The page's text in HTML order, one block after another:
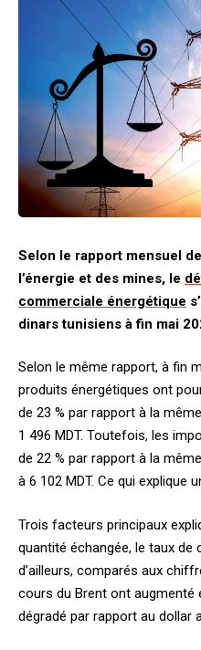
Selon le rapport mensuel
l’énergie et des mines, le
commerciale énergétique
dinars tunisiens à fin mai
Selon le même rapport, à fin
produits énergétiques ont
de 23 % par rapport à la
1 496 MDT. Toutefois, les
de 22 % par rapport à la
à 6 102 MDT. Ce qui explique
Trois facteurs principaux
quantité échangée, le taux de
d’ailleurs, comparés aux
cours du Brent ont augmenté
dégradé par rapport au dollar